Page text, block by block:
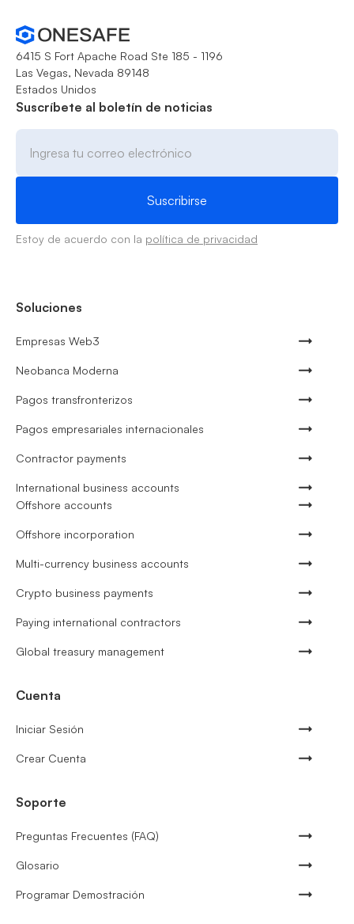
6415 S Fort Apache Road Ste 185 - 1196
Las Vegas, Nevada 89148
Estados Unidos
Suscríbete al boletín de noticias
Estoy de acuerdo con la política de privacidad
Soluciones
Empresas Web3
Neobanca Moderna
Pagos transfronterizos
Pagos empresariales internacionales
Contractor payments
International business accounts
Offshore accounts
Offshore incorporation
Multi-currency business accounts
Crypto business payments
Paying international contractors
Global treasury management
Cuenta
Iniciar Sesión
Crear Cuenta
Soporte
Preguntas Frecuentes (FAQ)
Glosario
Programar Demostración